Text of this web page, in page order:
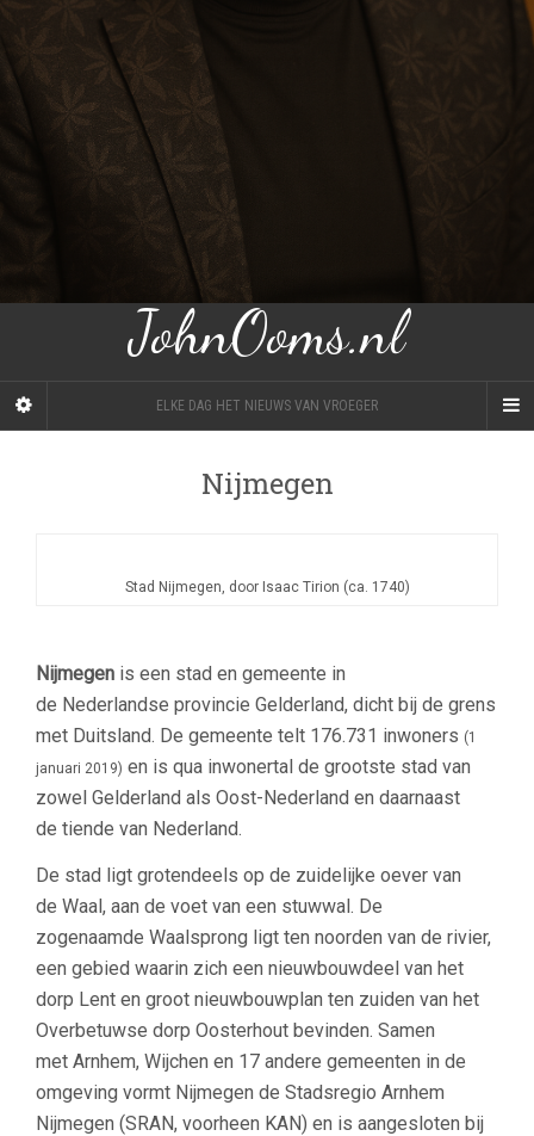
JohnOoms.nl
ELKE DAG HET NIEUWS VAN VROEGER
Nijmegen
Stad Nijmegen, door Isaac Tirion (ca. 1740)
Nijmegen is een stad en gemeente in
de Nederlandse provincie Gelderland, dicht bij de grens
met Duitsland. De gemeente telt 176.731 inwoners (1
januari 2019) en is qua inwonertal de grootste stad van
zowel Gelderland als Oost-Nederland en daarnaast
de tiende van Nederland.
De stad ligt grotendeels op de zuidelijke oever van
de Waal, aan de voet van een stuwwal. De
zogenaamde Waalsprong ligt ten noorden van de rivier,
een gebied waarin zich een nieuwbouwdeel van het
dorp Lent en groot nieuwbouwplan ten zuiden van het
Overbetuwse dorp Oosterhout bevinden. Samen
met Arnhem, Wijchen en 17 andere gemeenten in de
omgeving vormt Nijmegen de Stadsregio Arnhem
Nijmegen (SRAN, voorheen KAN) en is aangesloten bij